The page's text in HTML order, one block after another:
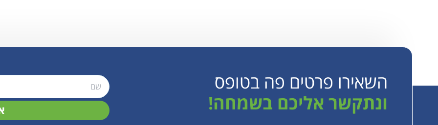
השאירו פרטים פה בטופס
ונתקשר אליכם בשמחה!